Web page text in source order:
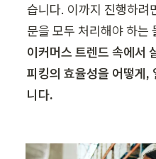
습니다. 이까지 진행하려
문을 모두 처리해야 하는
이커머스 트렌드 속에서
피킹의 효율성을 어떻게,
니다.